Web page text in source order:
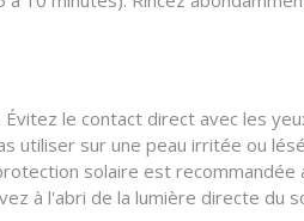
le contact direct avec les
utiliser sur une peau irritée ou
solaire est
à l'abri de la lumière directe du